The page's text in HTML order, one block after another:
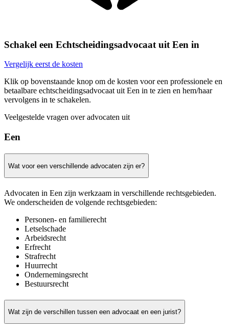
Schakel een Echtscheidingsadvocaat uit Een in
Vergelijk eerst de kosten
Klik op bovenstaande knop om de kosten voor een professionele en
betaalbare echtscheidingsadvocaat uit Een in te zien en hem/haar
vervolgens in te schakelen.
Veelgestelde vragen over advocaten uit
Een
Wat voor een verschillende advocaten zijn er?
Advocaten in Een zijn werkzaam in verschillende rechtsgebieden.
We onderscheiden de volgende rechtsgebieden:
Personen- en familierecht
Letselschade
Arbeidsrecht
Erfrecht
Strafrecht
Huurrecht
Ondernemingsrecht
Bestuursrecht
Wat zijn de verschillen tussen een advocaat en een jurist?